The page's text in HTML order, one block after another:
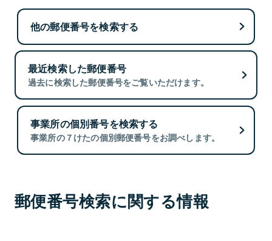
他の郵便番号を検索する
最近検索した郵便番号
過去に検索した郵便番号をご覧いただけます。
事業所の個別番号を検索する
事業所の７けたの個別郵便番号をお調べします。
郵便番号検索に関する情報